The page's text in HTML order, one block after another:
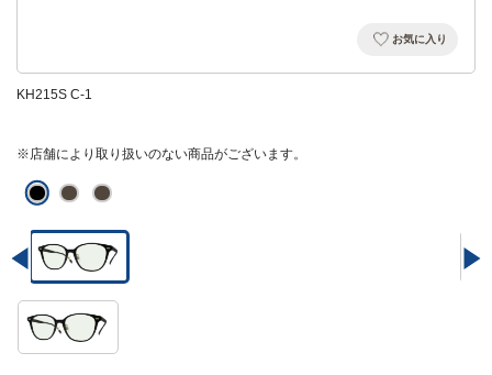
お気に入り
KH215S C-1
※店舗により取り扱いのない商品がございます。